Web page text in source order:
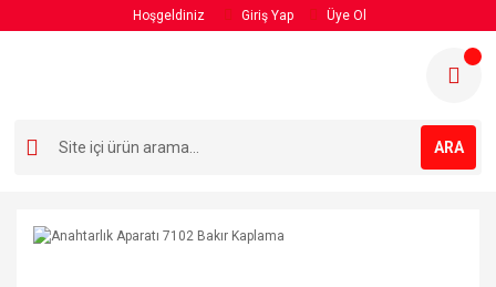
Hoşgeldiniz Giriş Yap Üye Ol
ARA